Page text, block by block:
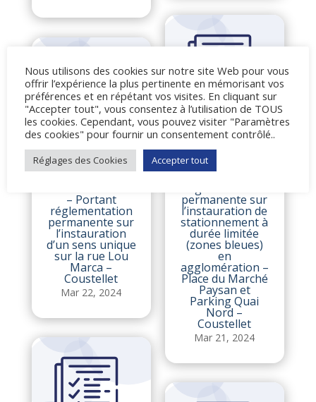
– Portant
réglementation
permanente sur
l’instauration
d’un sens unique
sur la rue Lou
Marca –
Coustellet
Mar 22, 2024
Arrêté du maire –
permanente sur
l’instauration de
stationnement à
durée limitée
(zones bleues)
en
agglomération –
Place du Marché
Paysan et
Parking Quai
Nord –
Coustellet
Mar 21, 2024
Nous utilisons des cookies sur notre site Web pour vous
offrir l’expérience la plus pertinente en mémorisant vos
préférences et en répétant vos visites. En cliquant sur
"Accepter tout", vous consentez à l’utilisation de TOUS
les cookies. Cependant, vous pouvez visiter "Paramètres
des cookies" pour fournir un consentement contrôlé..
Réglages des Cookies Accepter tout